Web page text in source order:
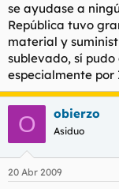
se ayudase a
República tuvo
material y
sublevado, sí
especialmente
O obierzo
Asiduo
20 Abr 2009